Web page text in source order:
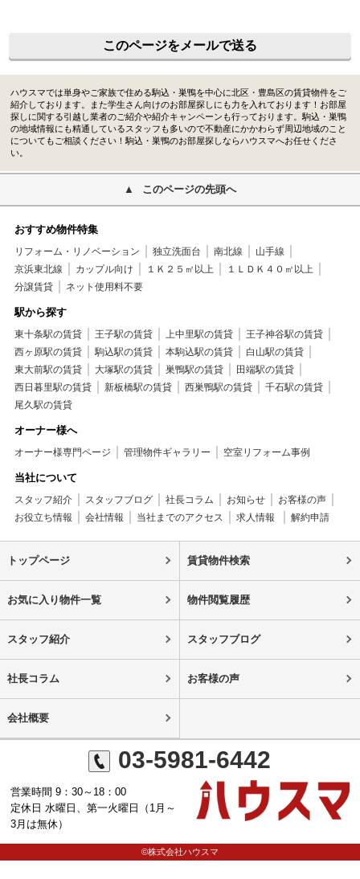
このページをメールで送る
ハウスマでは単身やご家族で住める駒込・巣鴨を中心に北区・豊島区の賃貸物件をご
紹介しております。また学生さん向けのお部屋探しにも力を入れております！お部屋
探しに関する引越し業者のご紹介や紹介キャンペーンも行っております。駒込・巣鴨
の地域情報にも精通しているスタッフも多いので不動産にかかわらず周辺地域のこと
についてもご相談ください！駒込・巣鴨のお部屋探しならハウスマへお任せくださ
い。
このページの先頭へ
おすすめ物件特集
リフォーム・リノベーション 独立洗面台 南北線
山手線
京浜東北線
カップル向け １Ｋ２５㎡以上
１ＬＤＫ４０㎡以上
分譲賃貸
ネット使用料不要
駅から探す
東十条駅の賃貸 王子駅の賃貸 上中里駅の賃貸
王子神谷駅の賃貸
西ヶ原駅の賃貸
駒込駅の賃貸 本駒込駅の賃貸
白山駅の賃貸
東大前駅の賃貸
大塚駅の賃貸 巣鴨駅の賃貸
田端駅の賃貸
西日暮里駅の賃貸
新板橋駅の賃貸 西巣鴨駅の賃貸
千石駅の賃貸
尾久駅の賃貸
オーナー様へ
オーナー様専門ページ 管理物件ギャラリー 空室リフォーム事例
当社について
スタッフ紹介 スタッフブログ 社長コラム お知らせ
お客様の声
お役立ち情報
会社情報 当社までのアクセス 求人情報 解約申請
トップページ 賃貸物件検索
お気に入り物件一覧 物件閲覧履歴
スタッフ紹介 スタッフブログ
社長コラム お客様の声
会社概要
03-5981-6442
営業時間 9：30～18：00
定休日 水曜日、第一火曜日（1月～
3月は無休）
©株式会社ハウスマ